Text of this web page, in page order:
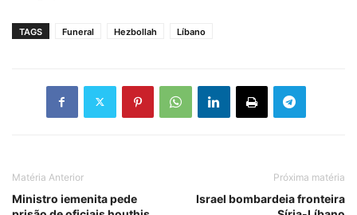
TAGS Funeral Hezbollah Líbano
Matéria Anterior
Ministro iemenita pede
Próxima matéria
Israel bombardeia fronteira